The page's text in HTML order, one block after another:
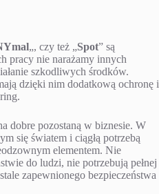
„, czy też „Spot” są
pracy nie narażamy innych
szkodliwych środków.
dzięki nim dodatkową ochronę i
dobre pozostaną w biznesie. W
się światem i ciągłą potrzebą
elementem. Nie
do ludzi, nie potrzebują pełnej
zapewnionego bezpieczeństwa